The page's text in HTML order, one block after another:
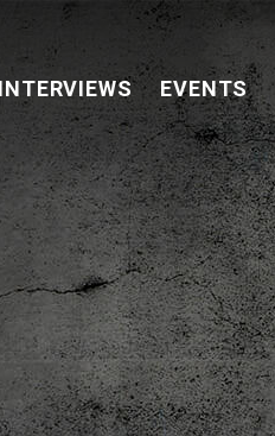
INTERVIEWS EVENTS